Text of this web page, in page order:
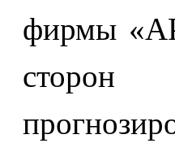
фирмы
сторон